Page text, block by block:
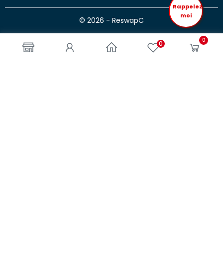
0 0
© 2026 - ReswapC
Rappelez
moi